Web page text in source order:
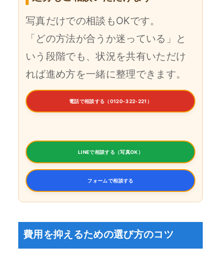
写真だけでの相談もOKです。
「どの方法が合うか迷っている」と
いう段階でも、状況を共有いただけ
れば進め方を一緒に整理できます。
電話で相談する（0120-322-221）
LINEで相談する（写真OK）
フォームで相談する
費用を抑えるための選び方のコツ